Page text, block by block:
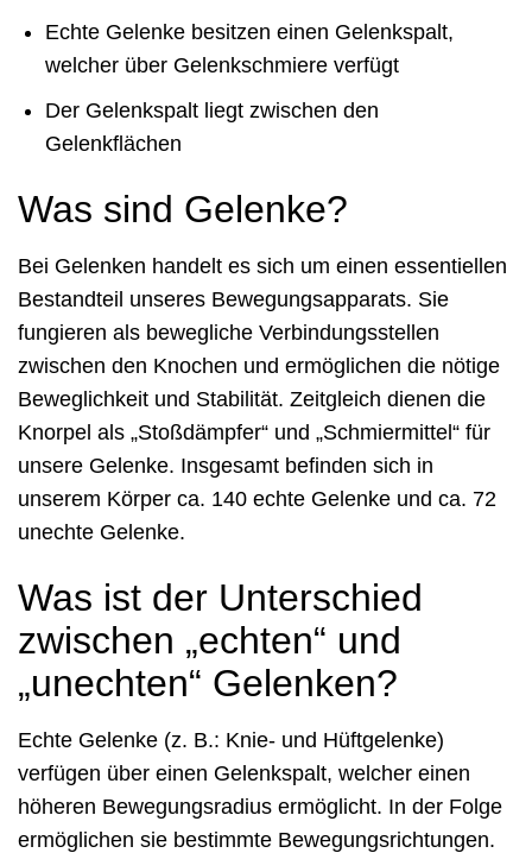
Echte Gelenke besitzen einen Gelenkspalt,
welcher über Gelenkschmiere verfügt
Der Gelenkspalt liegt zwischen den
Gelenkflächen
Was sind Gelenke?
Bei Gelenken handelt es sich um einen essentiellen
Bestandteil unseres Bewegungsapparats. Sie
fungieren als bewegliche Verbindungsstellen
zwischen den Knochen und ermöglichen die nötige
Beweglichkeit und Stabilität. Zeitgleich dienen die
Knorpel als „Stoßdämpfer“ und „Schmiermittel“ für
unsere Gelenke. Insgesamt befinden sich in
unserem Körper ca. 140 echte Gelenke und ca. 72
unechte Gelenke.
Was ist der Unterschied
zwischen „echten“ und
„unechten“ Gelenken?
Echte Gelenke (z. B.: Knie- und Hüftgelenke)
verfügen über einen Gelenkspalt, welcher einen
höheren Bewegungsradius ermöglicht. In der Folge
ermöglichen sie bestimmte Bewegungsrichtungen.